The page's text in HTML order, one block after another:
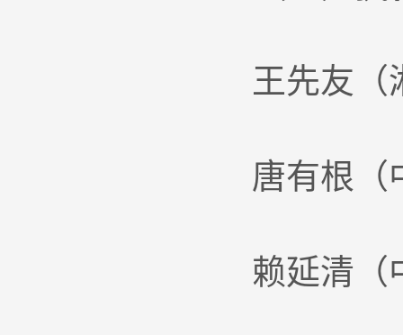
王先友（
唐有根（
赖延清